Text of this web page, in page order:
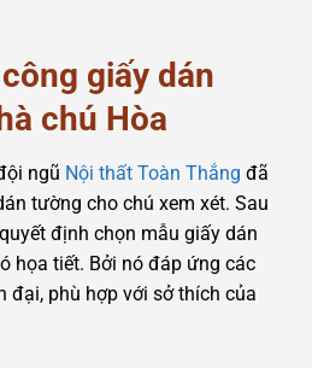
giấy dán
chú Hòa
ngũ Nội thất Toàn Thắng đã
tường cho chú xem xét. Sau
định chọn mẫu giấy dán
họa tiết. Bởi nó đáp ứng các
đại, phù hợp với sở thích của